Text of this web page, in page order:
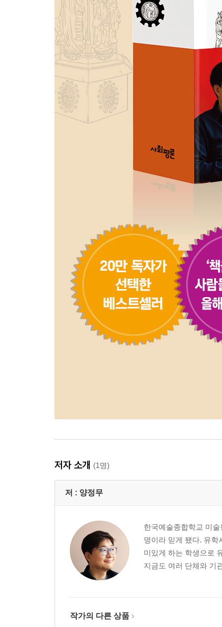
저자 소개 (1명)
저 : 양정무
한국예술종합학교 미
명이라 믿게 됐다. 유
미있게 하는 학생으로
지금도 여러 단체와 기
작가의 다른 상품